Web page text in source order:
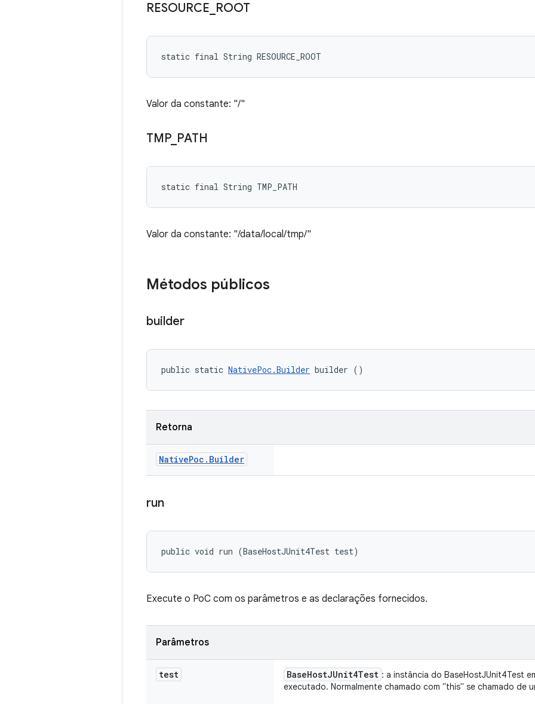
RESOURCE ROOT
static final String RESOURCE_ROOT
Valor da constante: "/"
TMP_ PATH
static final String TMP_PATH
Valor da constante: "/data/local/tmp/"
Métodos públicos
builder
public static NativePoc.Builder builder ()
Retorna
NativePoc . Builder
run
public void run (BaseHostJUnit4Test test)
Execute o PoC com os parâmetros e as declarações fornecidos.
Parâmetros
test BaseHostJUnit4Test : a instância do BaseHostJUnit4Test
executado. Normalmente chamado com "this" se chamado de